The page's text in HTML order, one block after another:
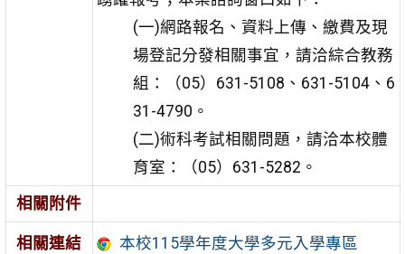
(一)網路報名、資料上傳、繳費及現
場登記分發相關事宜，請洽綜合教務
組：（05）631-5108、631-5104、6
31-4790。
(二)術科考試相關問題，請洽本校體
育室：（05）631-5282。
相關附件
相關連結 本校115學年度大學多元入學專區